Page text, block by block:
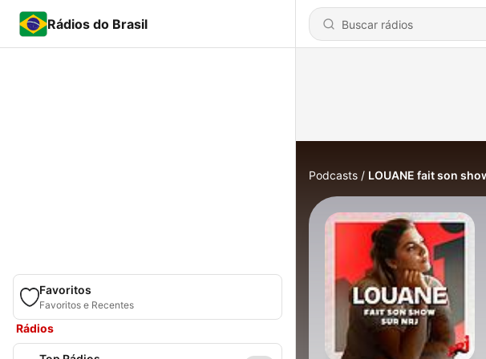
Rádios do Brasil
Favoritos
Favoritos e Recentes
Rádios
Podcasts LOUANE fait son